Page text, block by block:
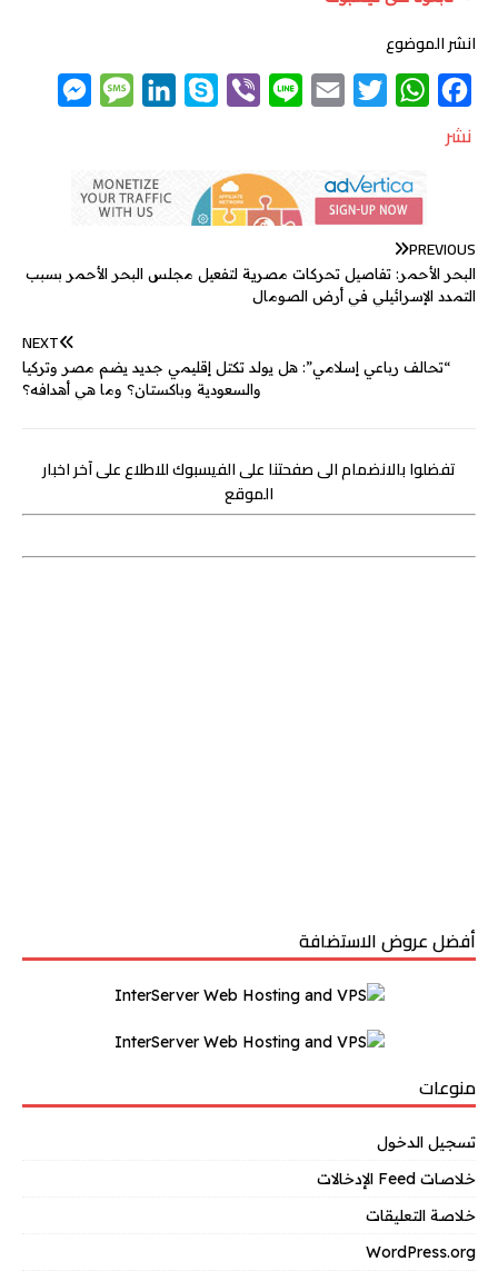
انشر الموضوع
o
o
W
t
s
p
t
t
r
e
e
r
k
e
I
M
s
g
e
g
r
نشر
PREVIOUS
البحر الأحمر: تفاصيل تحركات مصرية لتفعيل مجلس البحر الأحمر بسبب
التمدد الإسرائيلي في أرض الصومال
NEXT
“تحالف رباعي إسلامي”: هل يولد تكتل إقليمي جديد يضم مصر وتركيا
والسعودية وباكستان؟ وما هي أهدافه؟
تفضلوا بالانضمام الى صفحتنا على الفيسبوك للاطلاع على آخر اخبار
الموقع
أفضل عروض الاستضافة
منوعات
تسجيل الدخول
خلاصات Feed الإدخالات
خلاصة التعليقات
WordPress.org